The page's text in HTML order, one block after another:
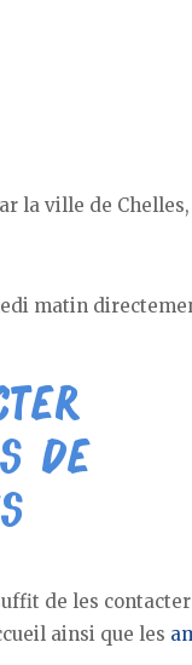
la ville de
matin
de les contacter
ainsi que les